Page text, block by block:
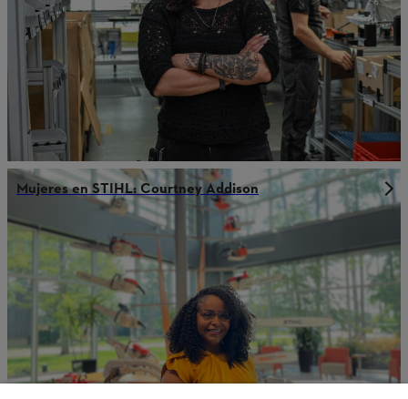
Mujeres en STIHL: Courtney Addison